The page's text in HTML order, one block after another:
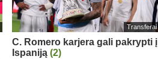
Transferai
C. Romero karjera gali pakrypti į
Ispaniją(2)